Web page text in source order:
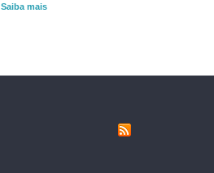
Saiba mais